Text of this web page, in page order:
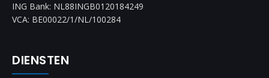
ING Bank: NL88INGB0120184249
VCA: BE00022/1/NL/100284
DIENSTEN